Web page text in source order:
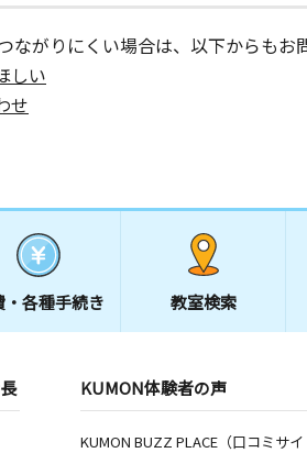
ながりにくい場合は、以下からもお
しい
せ
各種手続き 教室検索
KUMON体験者の声
KUMON BUZZ PLACE（口コミサイ